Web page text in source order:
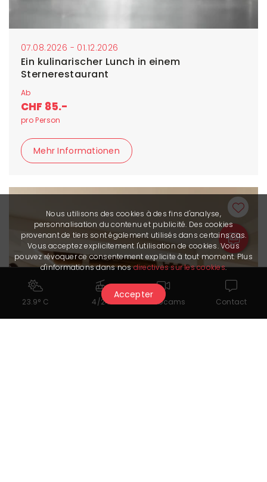
07.08.2026 - 01.12.2026
Ein kulinarischer Lunch in einem
Sternerestaurant
Ab
CHF 85.-
pro Person
Mehr Informationen
23.9° C 4/24 Webcams Contact
Nous utilisons des cookies à des fins d'analyse,
personnalisation du contenu et publicité. Des cookies
provenant de tiers sont également utilisés dans certains cas.
Vous acceptez explicitement l'utilisation de cookies. Vous
pouvez révoquer ce consentement explicite à tout moment. Plus
d'informations dans nosdirectives sur les cookies.
Accepter